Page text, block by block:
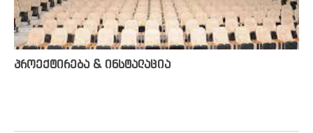
პროექტირება & ინსტალაცია